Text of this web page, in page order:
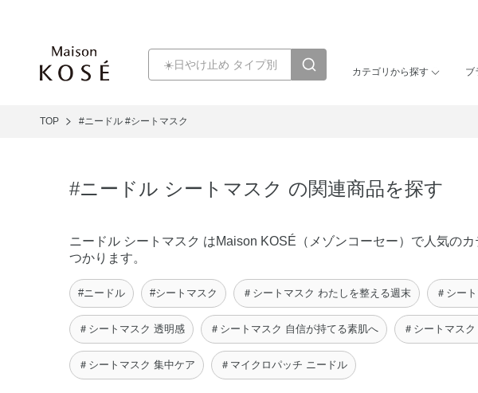
カテゴリから探す ブ
TOP #ニードル #シートマスク
#ニードル シートマスク の関連商品を探す
ニードル シートマスク はMaison KOSÉ（メゾンコーセー）で人気の
つかります。
#ニードル #シートマスク ＃シートマスク わたしを整える週末 ＃シー
＃シートマスク 透明感 ＃シートマスク 自信が持てる素肌へ ＃シートマス
＃シートマスク 集中ケア ＃マイクロパッチ ニードル